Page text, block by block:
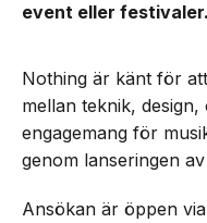
event eller festivaler.
Nothing är känt för
mellan teknik,
engagemang för
genom lanseringen
Ansökan är öppen via